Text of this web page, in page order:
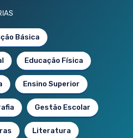
Básica
Educação Física
Ensino Superior
Gestão Escolar
Literatura